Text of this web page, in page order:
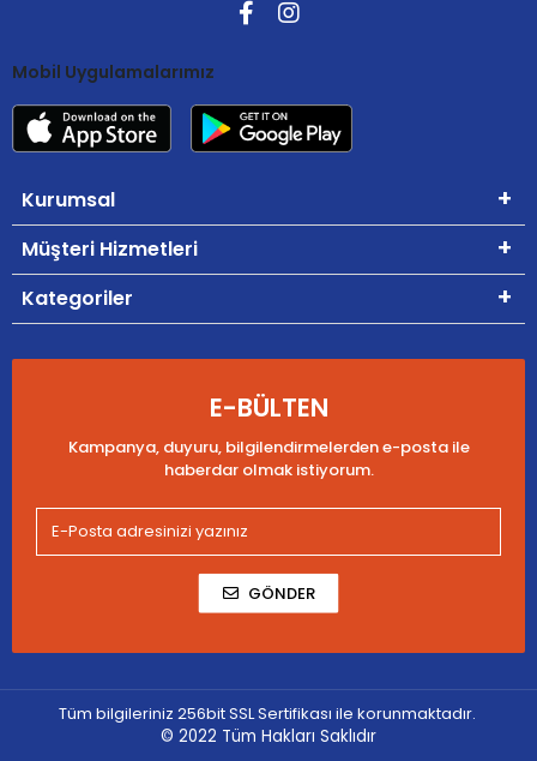
Mobil Uygulamalarımız
Kurumsal
Müşteri Hizmetleri
Kategoriler
E-BÜLTEN
Kampanya, duyuru, bilgilendirmelerden e-posta ile
haberdar olmak istiyorum.
GÖNDER
Tüm bilgileriniz 256bit SSL Sertifikası ile korunmaktadır.
© 2022 Tüm Hakları Saklıdır